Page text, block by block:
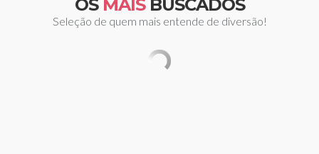
OS MAISBUSCADOS
Seleção de quem mais entende de diversão!